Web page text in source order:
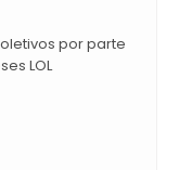
por parte
LOL